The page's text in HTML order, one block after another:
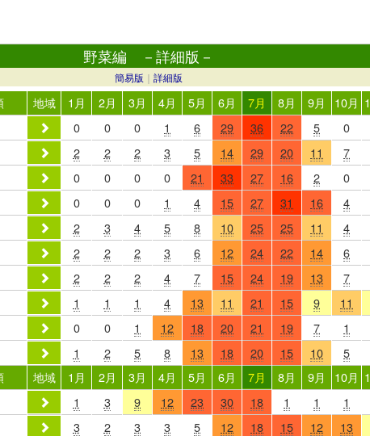
野菜編 －詳細版－
簡易版 ｜ 詳細版
地域 1月 2月 3月 4月 5月 6月 7月 8月 9月 10月
0 0 0 1 6 29 36 22 5 0
2 2 2 3 5 14 29 20 11 7
0 0 0 0 21 33 27 16 2 0
0 0 0 1 4 15 27 31 16 4
2 3 4 5 8 10 25 25 11 4
2 2 2 3 6 12 24 22 14 6
2 2 2 4 7 15 24 19 13 7
1 1 1 4 13 11 21 15 9 11
0 0 1 12 18 20 21 19 7 1
1 2 5 8 13 18 20 15 10 5
地域 1月 2月 3月 4月 5月 6月 7月 8月 9月 10月
1 3 9 12 23 30 18 1 1 1
3 2 3 3 5 12 18 15 12 13